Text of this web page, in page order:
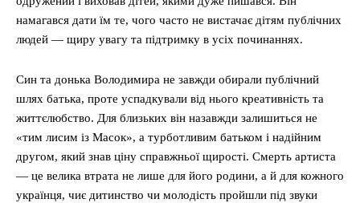
намагався дати їм те, чого часто не вистачає дітям публічних
людей — щиру увагу та підтримку в усіх починаннях.
Син та донька Володимира не завжди обирали публічний
шлях батька, проте успадкували від нього креативність та
життєлюбство. Для близьких він назавжди залишиться не
«тим лисим із Масок», а турботливим батьком і надійним
другом, який знав ціну справжньої щирості. Смерть артиста
— це велика втрата не лише для його родини, а й для кожного
українця, чиє дитинство чи молодість пройшли під звуки